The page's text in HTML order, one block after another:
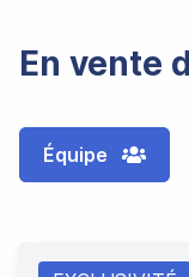
En vente
Équipe